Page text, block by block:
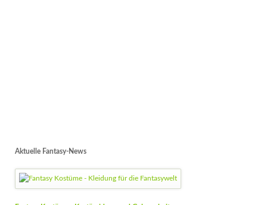
Aktuelle Fantasy-News